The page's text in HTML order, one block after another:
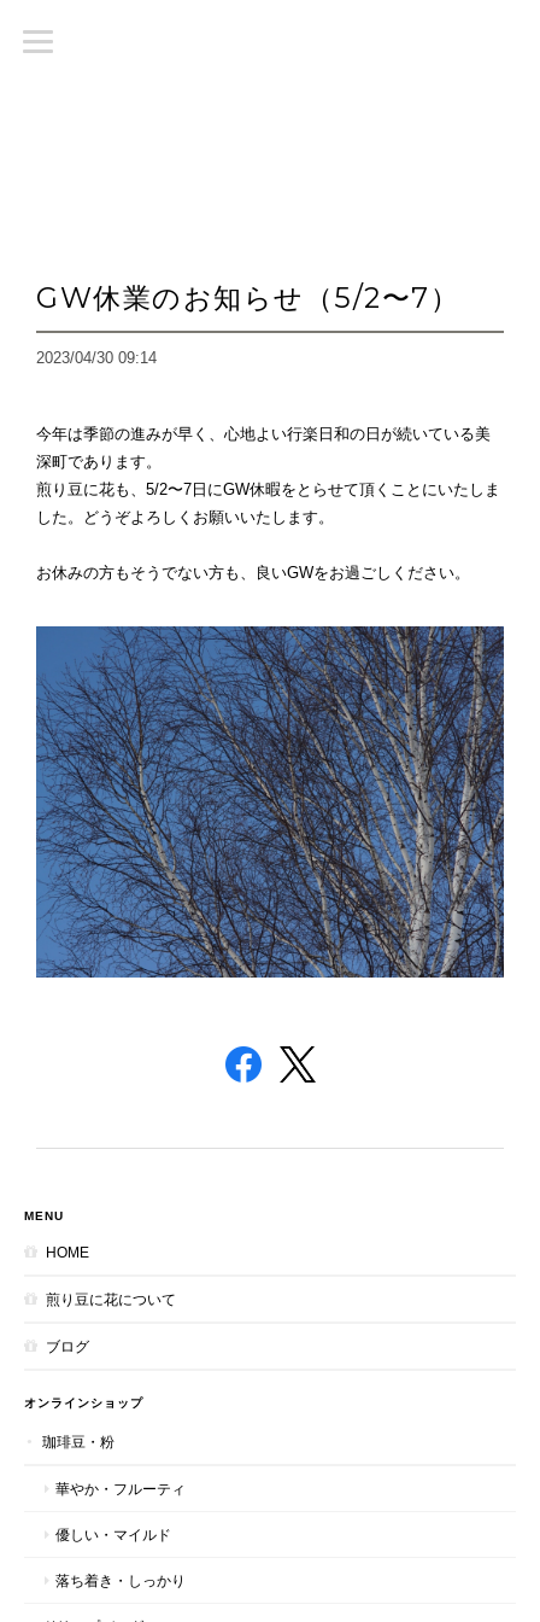
GW休業のお知らせ（5/2〜7）
2023/04/30 09:14
今年は季節の進みが早く、心地よい行楽日和の日が続いている美
深町であります。
煎り豆に花も、5/2〜7日にGW休暇をとらせて頂くことにいたしま
した。どうぞよろしくお願いいたします。
お休みの方もそうでない方も、良いGWをお過ごしください。
MENU
HOME
煎り豆に花について
ブログ
オンラインショップ
珈琲豆・粉
華やか・フルーティ
優しい・マイルド
落ち着き・しっかり